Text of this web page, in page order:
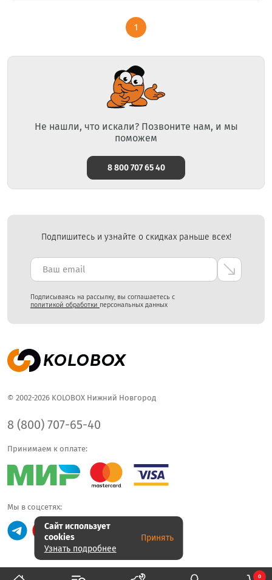
1
Не нашли, что искали? Позвоните нам, и мы
поможем
8 800 707 65 40
Подпишитесь и узнайте о скидках раньше всех!
Подписываясь на рассылку, вы соглашаетесь с
политикой обработки персональных данных
© 2002-2026 KOLOBOX Нижний Новгород
8 (800) 707-65-40
Принимаем к оплате:
Мы в соцсетях:
0
Сайт использует
cookies
Узнать подробнее
Принять